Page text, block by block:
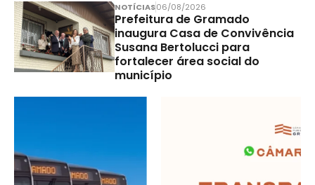
NOTÍCIAS06/08/2026
Prefeitura de Gramado
inaugura Casa de Convivência
Susana Bertolucci para
fortalecer área social do
município